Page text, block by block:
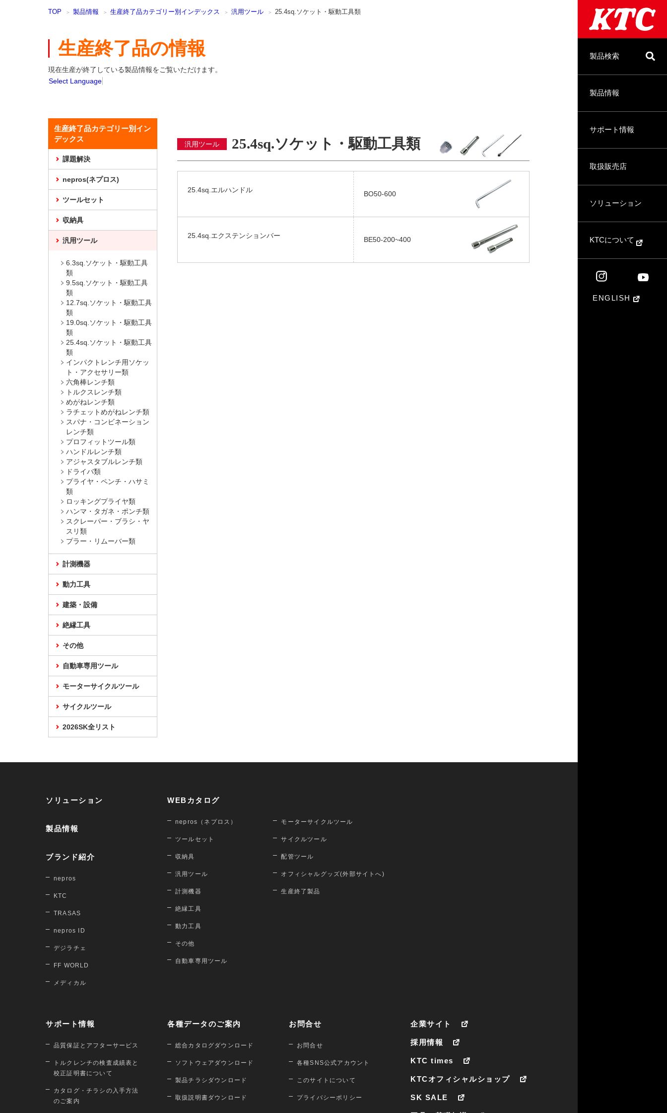
製品検索
製品情報
サポート情報
取扱販売店
ソリューション
KTCについて
ENGLISH
TOP 製品情報 生産終了品カテゴリー別インデックス 汎用ツール 25.4sq.ソケット・駆動工具類
生産終了品の情報
現在生産が終了している製品情報をご覧いただけます。
Select Language
汎用ツール 25.4sq.ソケット・駆動工具類
25.4sq.エルハンドル BO50-600
25.4sq.エクステンションバー BE50-200~400
生産終了品カテゴリー別イン
デックス
課題解決
nepros(ネプロス)
ツールセット
収納具
汎用ツール
6.3sq.ソケット・駆動工具
類
9.5sq.ソケット・駆動工具
類
12.7sq.ソケット・駆動工具
類
19.0sq.ソケット・駆動工具
類
25.4sq.ソケット・駆動工具
類
インパクトレンチ用ソケッ
ト・アクセサリー類
六角棒レンチ類
トルクスレンチ類
めがねレンチ類
ラチェットめがねレンチ類
スパナ・コンビネーション
レンチ類
プロフィットツール類
ハンドルレンチ類
アジャスタブルレンチ類
ドライバ類
プライヤ・ペンチ・ハサミ
類
ロッキングプライヤ類
ハンマ・タガネ・ポンチ類
スクレーパー・ブラシ・ヤ
スリ類
プラー・リムーバー類
計測機器
動力工具
建築・設備
絶縁工具
その他
自動車専用ツール
モーターサイクルツール
サイクルツール
2026SK全リスト
ソリューション
製品情報
ブランド紹介
nepros
KTC
TRASAS
nepros ID
デジラチェ
FF WORLD
メディカル
WEBカタログ
nepros（ネプロス）
ツールセット
収納具
汎用ツール
計測機器
絶縁工具
動力工具
その他
自動車専用ツール
モーターサイクルツール
サイクルツール
配管ツール
オフィシャルグッズ(外部サイトへ)
生産終了製品
サポート情報
品質保証とアフターサービス
トルクレンチの検査成績表と
校正証明書について
カタログ・チラシの入手方法
のご案内
各種データのご案内
総合カタログダウンロード
ソフトウェアダウンロード
製品チラシダウンロード
取扱説明書ダウンロード
お問合せ
お問合せ
各種SNS公式アカウント
このサイトについて
プライバシーポリシー
企業サイト
採用情報
KTC times
KTCオフィシャルショップ
SK SALE